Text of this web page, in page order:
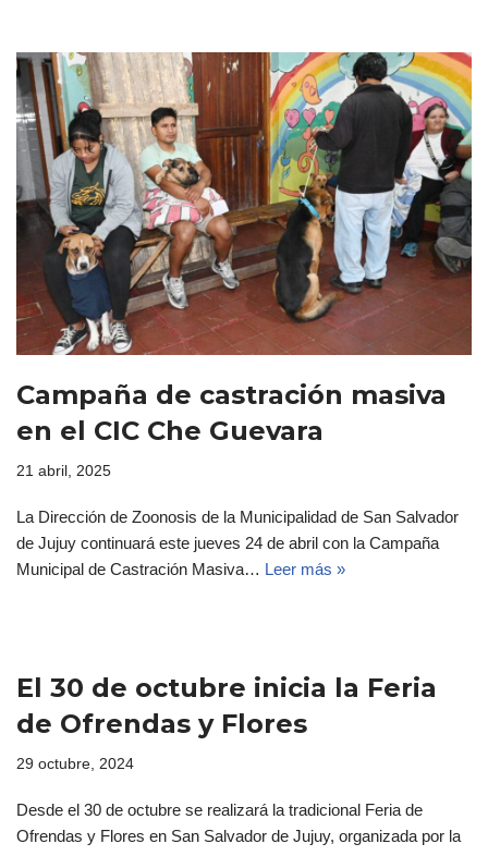
Campaña de castración masiva
en el CIC Che Guevara
21 abril, 2025
La Dirección de Zoonosis de la Municipalidad de San Salvador
de Jujuy continuará este jueves 24 de abril con la Campaña
Municipal de Castración Masiva… Leer más »
El 30 de octubre inicia la Feria
de Ofrendas y Flores
29 octubre, 2024
Desde el 30 de octubre se realizará la tradicional Feria de
Ofrendas y Flores en San Salvador de Jujuy, organizada por la